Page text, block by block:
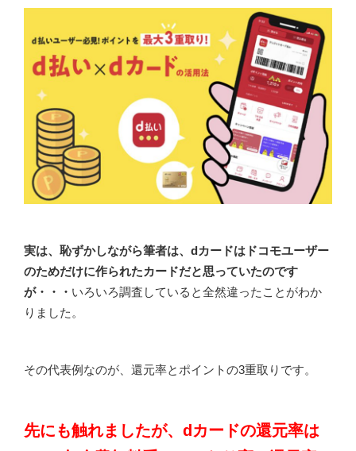
実は、恥ずかしながら筆者は、dカードはドコモユーザー
のためだけに作られたカードだと思っていたのです
が・・・ いろいろ調査していると全然違ったことがわか
りました。
その代表例なのが、還元率とポイントの3重取りです。
先にも触れましたが、dカードの還元率は